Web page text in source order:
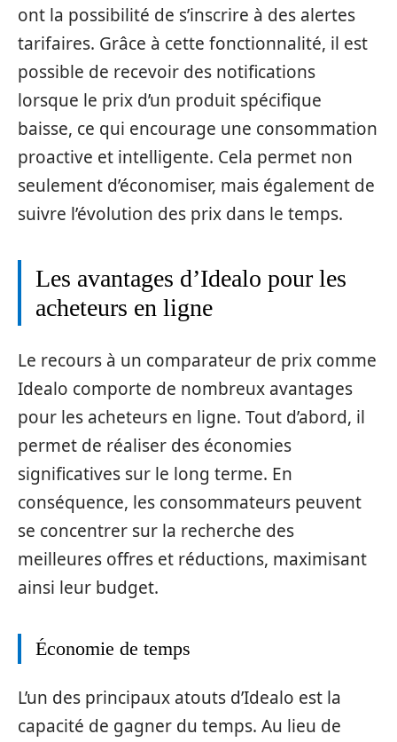
ont la possibilité de s’inscrire à des alertes
tarifaires. Grâce à cette fonctionnalité, il est
possible de recevoir des notifications
lorsque le prix d’un produit spécifique
baisse, ce qui encourage une consommation
proactive et intelligente. Cela permet non
seulement d’économiser, mais également de
suivre l’évolution des prix dans le temps.
Les avantages d’Idealo pour les
acheteurs en ligne
Le recours à un comparateur de prix comme
Idealo comporte de nombreux avantages
pour les acheteurs en ligne. Tout d’abord, il
permet de réaliser des économies
significatives sur le long terme. En
conséquence, les consommateurs peuvent
se concentrer sur la recherche des
meilleures offres et réductions, maximisant
ainsi leur budget.
Économie de temps
L’un des principaux atouts d’Idealo est la
capacité de gagner du temps. Au lieu de